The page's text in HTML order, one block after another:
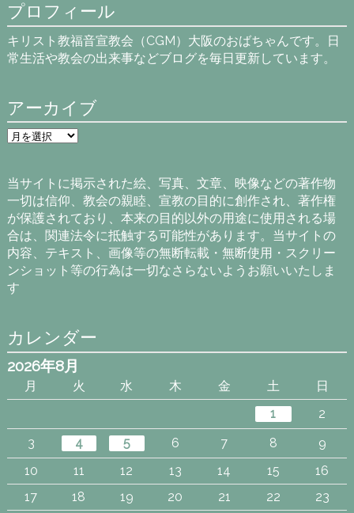
プロフィール
キリスト教福音宣教会（CGM）大阪のおばちゃんです。日
常生活や教会の出来事などブログを毎日更新しています。
アーカイブ
ア
ー
ブ
当サイトに掲示された絵、写真、文章、映像などの著作物
一切は信仰、教会の親睦、宣教の目的に創作され、著作権
が保護されており、本来の目的以外の用途に使用される場
合は、関連法令に抵触する可能性があります。当サイトの
内容、テキスト、画像等の無断転載・無断使用・スクリー
ンショット等の行為は一切なさらないようお願いいたしま
す
カレンダー
2026年8月
月 火 水 木 金 土
日
1
2
3
4 5 6 7 8
9
10
11 12 13 14 15
16
17
18 19 20 21 22
23